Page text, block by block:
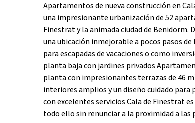
Apartamentos de nueva construcción en
una impresionante urbanización de 52
Finestrat y la animada ciudad de Benidorm.
una ubicación inmejorable a pocos pasos
para escapadas de vacaciones o como
planta baja con jardines privados
planta con impresionantes terrazas de 46
interiores amplios y un diseño cuidado
con excelentes servicios Cala de Finestrat
todo ello sin renunciar a la proximidad a las